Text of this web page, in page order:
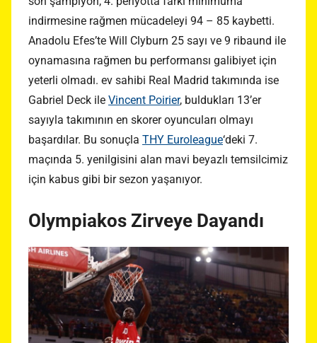
indirmesine rağmen mücadeleyi 94 – 85 kaybetti.
Anadolu Efes’te Will Clyburn 25 sayı ve 9 ribaund ile
oynamasına rağmen bu performansı galibiyet için
yeterli olmadı. ev sahibi Real Madrid takımında ise
Gabriel Deck ile Vincent Poirier, buldukları 13’er
sayıyla takımının en skorer oyuncuları olmayı
başardılar. Bu sonuçla THY Euroleague‘deki 7.
maçında 5. yenilgisini alan mavi beyazlı temsilcimiz
için kabus gibi bir sezon yaşanıyor.
Olympiakos Zirveye Dayandı